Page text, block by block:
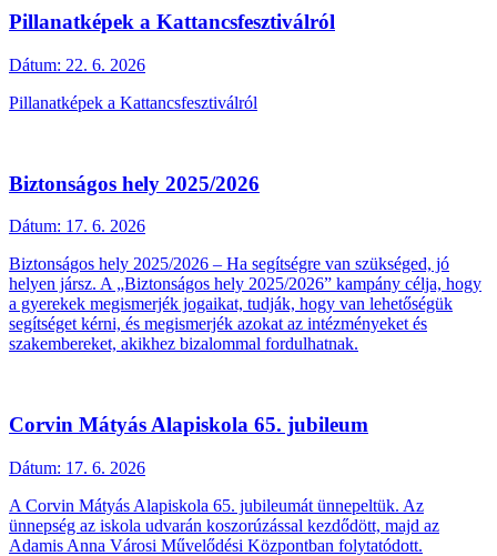
Pillanatképek a Kattancsfesztiválról
Dátum: 22. 6. 2026
Pillanatképek a Kattancsfesztiválról
Biztonságos hely 2025/2026
Dátum: 17. 6. 2026
Biztonságos hely 2025/2026 – Ha segítségre van szükséged, jó
helyen jársz. A „Biztonságos hely 2025/2026” kampány célja, hogy
a gyerekek megismerjék jogaikat, tudják, hogy van lehetőségük
segítséget kérni, és megismerjék azokat az intézményeket és
szakembereket, akikhez bizalommal fordulhatnak.
Corvin Mátyás Alapiskola 65. jubileum
Dátum: 17. 6. 2026
A Corvin Mátyás Alapiskola 65. jubileumát ünnepeltük. Az
ünnepség az iskola udvarán koszorúzással kezdődött, majd az
Adamis Anna Városi Művelődési Központban folytatódott.